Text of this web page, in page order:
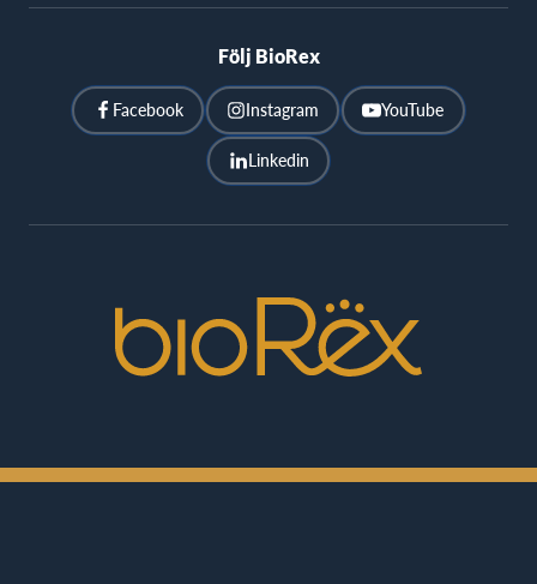
Följ BioRex
Facebook Instagram YouTube
Linkedin
Cinemas